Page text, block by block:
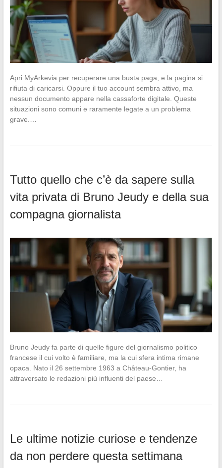
Apri MyArkevia per recuperare una busta paga, e la pagina si
rifiuta di caricarsi. Oppure il tuo account sembra attivo, ma
nessun documento appare nella cassaforte digitale. Queste
situazioni sono comuni e raramente legate a un problema
grave.…
Tutto quello che c’è da sapere sulla
vita privata di Bruno Jeudy e della sua
compagna giornalista
Bruno Jeudy fa parte di quelle figure del giornalismo politico
francese il cui volto è familiare, ma la cui sfera intima rimane
opaca. Nato il 26 settembre 1963 a Château-Gontier, ha
attraversato le redazioni più influenti del paese…
Le ultime notizie curiose e tendenze
da non perdere questa settimana